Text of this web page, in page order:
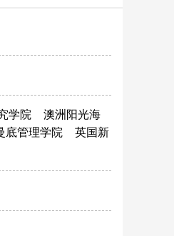
学院
澳洲阳光海
底管理学院
英国新